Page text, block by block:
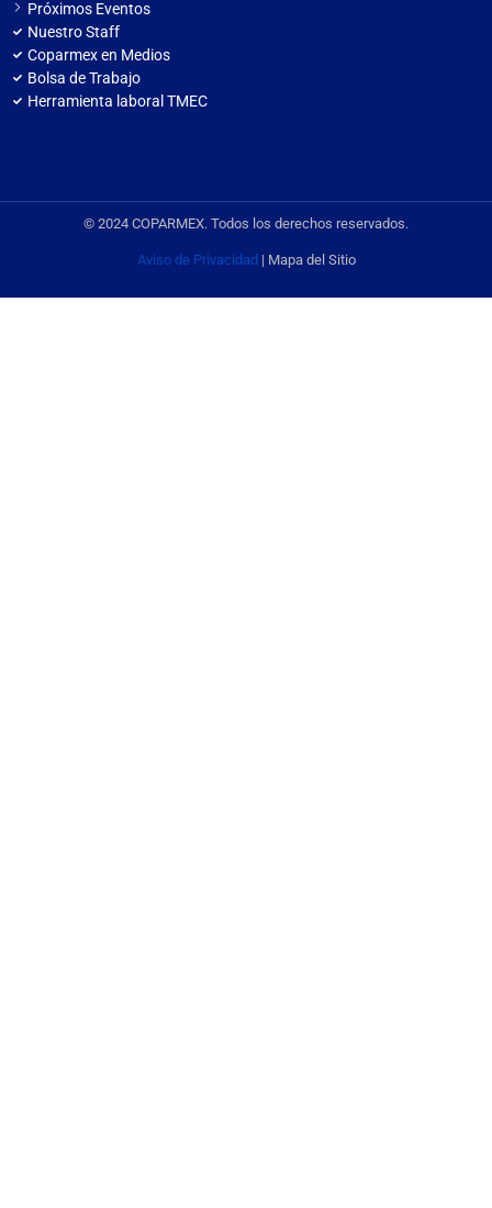
Próximos Eventos
Nuestro Staff
Coparmex en Medios
Bolsa de Trabajo
Herramienta laboral TMEC
© 2024 COPARMEX. Todos los derechos reservados.
Aviso de Privacidad | Mapa del Sitio